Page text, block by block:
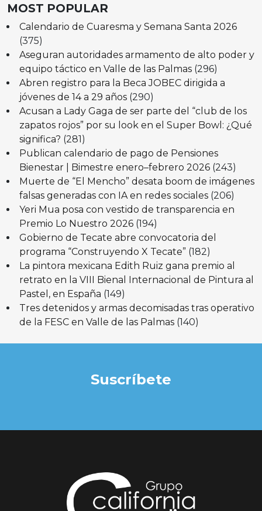
MOST POPULAR
Calendario de Cuaresma y Semana Santa 2026
(375)
Aseguran autoridades armamento de alto poder y
equipo táctico en Valle de las Palmas (296)
Abren registro para la Beca JOBEC dirigida a
jóvenes de 14 a 29 años (290)
Acusan a Lady Gaga de ser parte del “club de los
zapatos rojos” por su look en el Super Bowl: ¿Qué
significa? (281)
Publican calendario de pago de Pensiones
Bienestar | Bimestre enero–febrero 2026 (243)
Muerte de “El Mencho” desata boom de imágenes
falsas generadas con IA en redes sociales (206)
Yeri Mua posa con vestido de transparencia en
Premio Lo Nuestro 2026 (194)
Gobierno de Tecate abre convocatoria del
programa “Construyendo X Tecate” (182)
La pintora mexicana Edith Ruiz gana premio al
retrato en la VIII Bienal Internacional de Pintura al
Pastel, en España (149)
Tres detenidos y armas decomisadas tras operativo
de la FESC en Valle de las Palmas (140)
Suscríbete